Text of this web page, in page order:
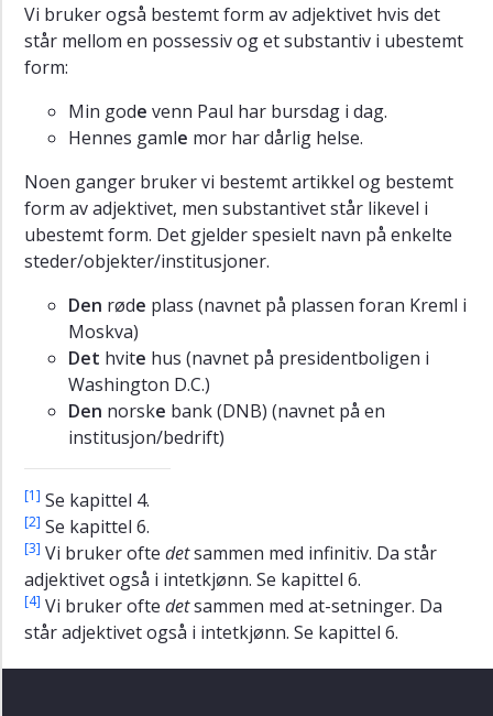
Vi bruker også bestemt form av adjektivet hvis det
står mellom en possessiv og et substantiv i ubestemt
form:
Min gode venn Paul har bursdag i dag.
Hennes gamle mor har dårlig helse.
Noen ganger bruker vi bestemt artikkel og bestemt
form av adjektivet, men substantivet står likevel i
ubestemt form. Det gjelder spesielt navn på enkelte
steder/objekter/institusjoner.
Den røde plass (navnet på plassen foran Kreml i
Moskva)
Det hvite hus (navnet på presidentboligen i
Washington D.C.)
Den norske bank (DNB) (navnet på en
institusjon/bedrift)
[1] Se kapittel 4.
[2] Se kapittel 6.
[3] Vi bruker ofte detsammen med infinitiv. Da står
adjektivet også i intetkjønn. Se kapittel 6.
[4] Vi bruker ofte detsammen med at-setninger. Da
står adjektivet også i intetkjønn. Se kapittel 6.